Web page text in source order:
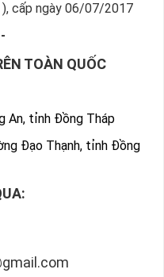
cấp ngày 06/07/2017
TOÀN QUỐC
An, tỉnh Đồng Tháp
Đạo Thạnh, tỉnh Đồng